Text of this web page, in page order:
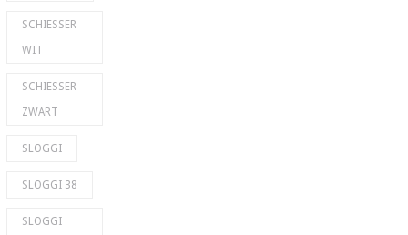
SCHIESSER
WIT
SCHIESSER
ZWART
SLOGGI
SLOGGI 38
SLOGGI